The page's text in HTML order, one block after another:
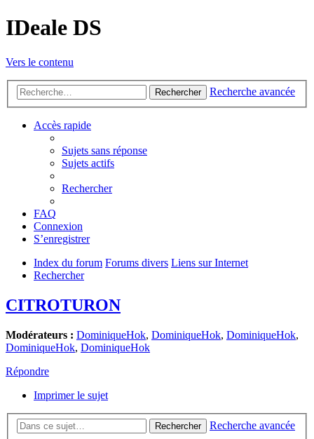
IDeale DS
Vers le contenu
Rechercher Recherche avancée
Accès rapide
Sujets sans réponse
Sujets actifs
Rechercher
FAQ
Connexion
S’enregistrer
Index du forum Forums divers Liens sur Internet
Rechercher
CITROTURON
Modérateurs : DominiqueHok, DominiqueHok, DominiqueHok,
DominiqueHok, DominiqueHok
Répondre
Imprimer le sujet
Rechercher
Recherche avancée